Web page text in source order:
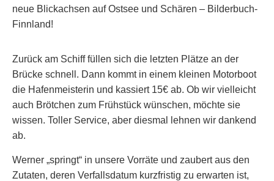
neue Blickachsen auf Ostsee und Schären – Bilderbuch-
Finnland!
Zurück am Schiff füllen sich die letzten Plätze an der
Brücke schnell. Dann kommt in einem kleinen Motorboot
die Hafenmeisterin und kassiert 15€ ab. Ob wir vielleicht
auch Brötchen zum Frühstück wünschen, möchte sie
wissen. Toller Service, aber diesmal lehnen wir dankend
ab.
Werner „springt“ in unsere Vorräte und zaubert aus den
Zutaten, deren Verfallsdatum kurzfristig zu erwarten ist,